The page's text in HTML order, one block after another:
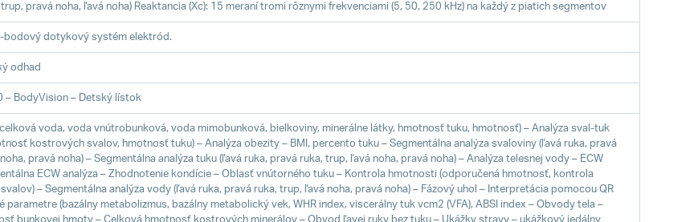
pravá noha, ľavá noha) Reaktancia (Xc): 15 meraní tromi rôznymi frekvenciami (5, 50, 250 kHz) na každý z piatich segmentov
bodový dotykový systém elektród.
odhad
– BodyVision – Detský lístok
voda, voda vnútrobunková, voda mimobunková, bielkoviny, minerálne látky, hmotnosť tuku, hmotnosť) – Analýza sval-tuk
kostrových svalov, hmotnosť tuku) – Analýza obezity – BMI, percento tuku – Segmentálna analýza svaloviny (ľavá ruka, pravá
pravá noha) – Segmentálna analýza tuku (ľavá ruka, pravá ruka, trup, ľavá noha, pravá noha) – Analýza telesnej vody – ECW
ECW analýza – Zhodnotenie kondície – Oblasť vnútorného tuku – Kontrola hmotnosti (odporučená hmotnosť, kontrola
– Segmentálna analýza vody (ľavá ruka, pravá ruka, trup, ľavá noha, pravá noha) – Fázový uhol – Interpretácia pomocou QR
parametre (bazálny metabolizmus, bazálny metabolický vek, WHR index, viscerálny tuk vcm2 (VFA), ABSI index – Obvody tela –
bunkovej hmoty – Celková hmotnosť kostrových minerálov – Obvod ľavej ruky bez tuku – Ukážky stravy – ukážkový jedálny